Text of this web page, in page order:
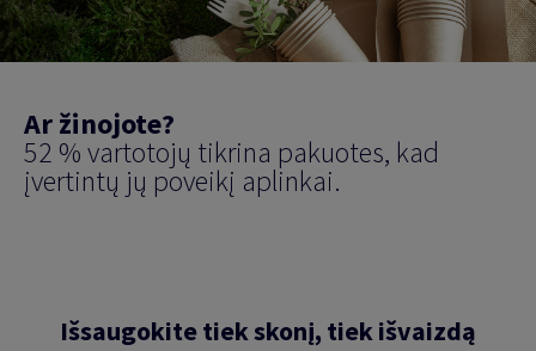
Ar žinojote?
52 % vartotojų tikrina pakuotes, kad
įvertintų jų poveikį aplinkai.
Išsaugokite tiek skonį, tiek išvaizdą